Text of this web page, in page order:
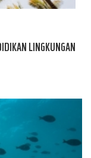
LINGKUNGAN